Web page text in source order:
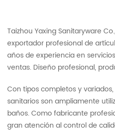
Taizhou Yaxing Sanitaryware
exportador profesional de
años de experiencia en
ventas. Diseño profesional,
Con tipos completos y
sanitarios son ampliamente
baños. Como fabricante
gran atención al control de